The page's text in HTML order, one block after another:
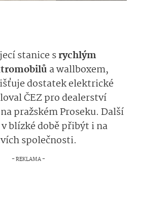
stanice srychlým
a wallboxem,
dostatek elektrické
ČEZ pro dealerství
pražském Proseku. Další
blízké době přibýt i na
společnosti.